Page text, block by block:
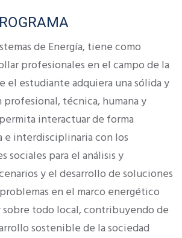
de Energía, tiene como
profesionales en el campo de la
el estudiante adquiera una sólida y
técnica, humana y
interactuar de forma
interdisciplinaria con los
sociales para el análisis y
y el desarrollo de soluciones
en el marco energético
todo local, contribuyendo de
sostenible de la sociedad